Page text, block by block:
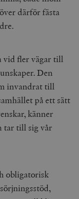
därför fästa
vid fler vägar till
Den
invandrat till
på ett sätt
känner
tar till sig vår
obligatorisk